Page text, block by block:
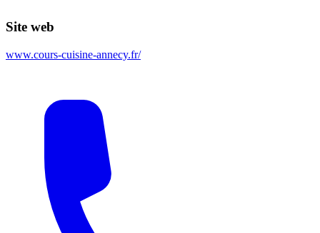
Site web
www.cours-cuisine-annecy.fr/